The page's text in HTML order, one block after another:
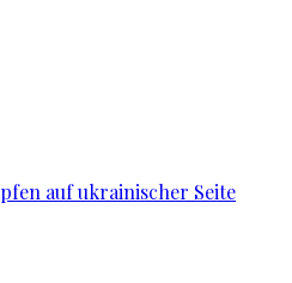
auf ukrainischer Seite